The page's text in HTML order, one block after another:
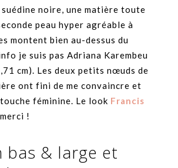
noire, une matière toute
peau hyper agréable à
montent bien au-dessus du
je suis pas Adriana Karembeu
cm). Les deux petits nœuds de
ont fini de me convaincre et
féminine. Le look Francis
!
bas & large et